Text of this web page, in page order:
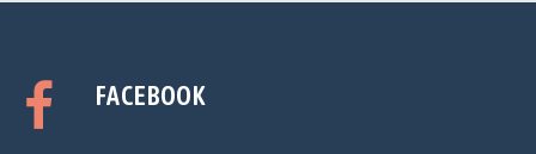
FACEBOOK